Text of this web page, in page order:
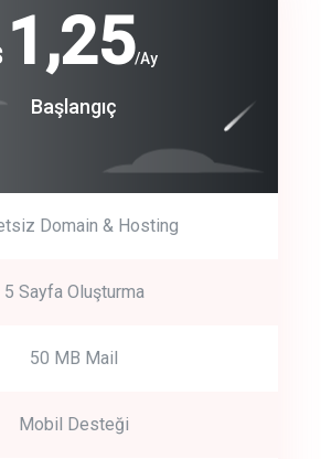
1,25/Ay
Başlangıç
Domain & Hosting
5 Sayfa Oluşturma
50 MB Mail
Mobil Desteği
Free
Basic